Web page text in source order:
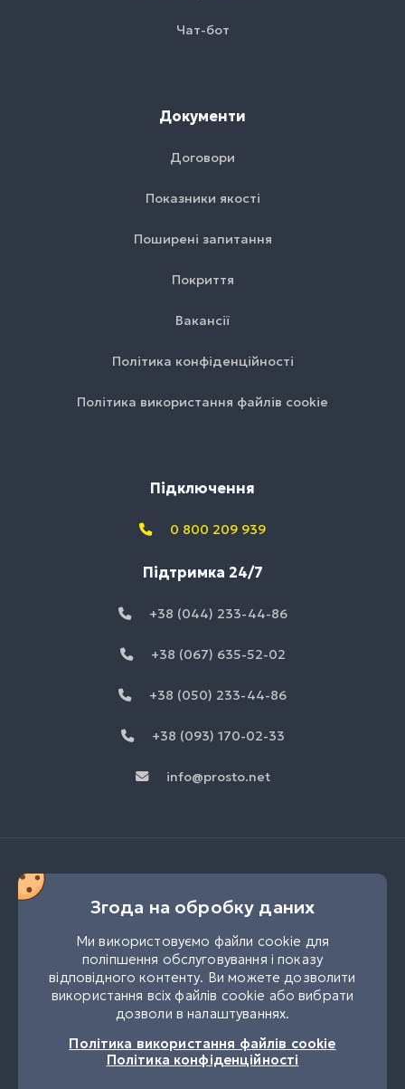
Чат-бот
Документи
Договори
Показники якості
Поширені запитання
Покриття
Вакансії
Політика конфіденційності
Політика використання файлів cookie
Підключення
0 800 209 939
Підтримка 24/7
+38 (044) 233-44-86
+38 (067) 635-52-02
+38 (050) 233-44-86
+38 (093) 170-02-33
info@prosto.net
UK RU
Згода на обробку даних
Ми використовуємо файли cookie для
поліпшення обслуговування і показу
відповідного контенту. Ви можете дозволити
використання всіх файлів cookie або вибрати
дозволи в налаштуваннях.
Політика використання файлів cookie
Політика конфіденційності